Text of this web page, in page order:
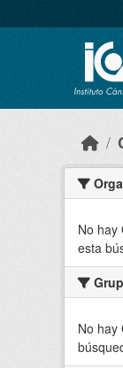
No hay
esta
No hay